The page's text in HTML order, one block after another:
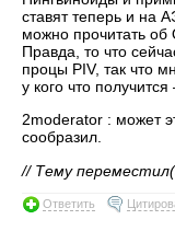
ставят теперь и на
можно прочитать об
Правда, то что
процы PIV, так что
у кого что
2moderator : может
сообразил.
// Тему
Ответить